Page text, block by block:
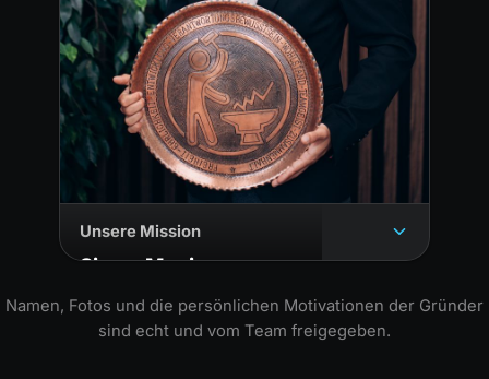
Simon Magiera
Unsere Mission
Namen, Fotos und die persönlichen Motivationen der Gründer
sind echt und vom Team freigegeben.